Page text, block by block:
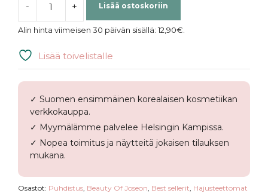
-
Beauty
Of
Joseon
Cleanser
määrä
+ Lisää ostoskoriin
Alin hinta viimeisen 30 päivän sisällä: 12,90€.
Lisää toivelistalle
✓ Suomen ensimmäinen korealaisen kosmetiikan
verkkokauppa.
✓ Myymälämme palvelee Helsingin Kampissa.
✓ Nopea toimitus ja näytteitä jokaisen tilauksen
mukana.
Osastot: Puhdistus Beauty Of Joseon Best sellerit Hajusteettomat